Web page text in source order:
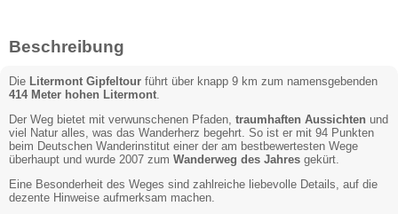
Beschreibung
Die Litermont Gipfeltour führt über knapp 9 km zum namensgebenden
414 Meter hohen Litermont.
Der Weg bietet mit verwunschenen Pfaden, traumhaften Aussichten und
viel Natur alles, was das Wanderherz begehrt. So ist er mit 94 Punkten
beim Deutschen Wanderinstitut einer der am bestbewertesten Wege
überhaupt und wurde 2007 zum Wanderweg des Jahres gekürt.
Eine Besonderheit des Weges sind zahlreiche liebevolle Details, auf die
dezente Hinweise aufmerksam machen.